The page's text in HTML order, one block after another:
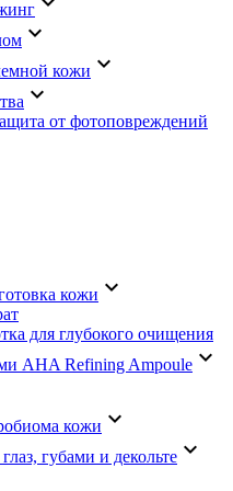
keyboard_arrow_down
кожи keyboard_arrow_down
keyboard_arrow_down
от фотоповреждений
кожи keyboard_arrow_down
для глубокого очищения
AHA Refining Ampoule keyboard_arrow_down
кожи keyboard_arrow_down
губами и декольте keyboard_arrow_down